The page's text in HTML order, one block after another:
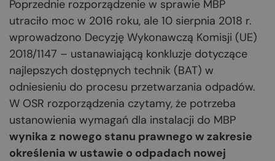
Poprzednie rozporządzenie w sprawie MBP
utraciło moc w 2016 roku, ale 10 sierpnia 2018 r.
wprowadzono Decyzję Wykonawczą Komisji (UE)
2018/1147 – ustanawiającą konkluzje dotyczące
najlepszych dostępnych technik (BAT) w
odniesieniu do procesu przetwarzania odpadów.
W OSR rozporządzenia czytamy, że potrzeba
ustanowienia wymagań dla instalacji do MBP
wynika z nowego stanu prawnego w zakresie
określenia w ustawie o odpadach nowej